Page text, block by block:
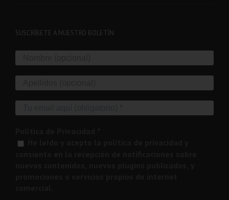
SUSCRÍBETE A NUESTRO BOLETÍN